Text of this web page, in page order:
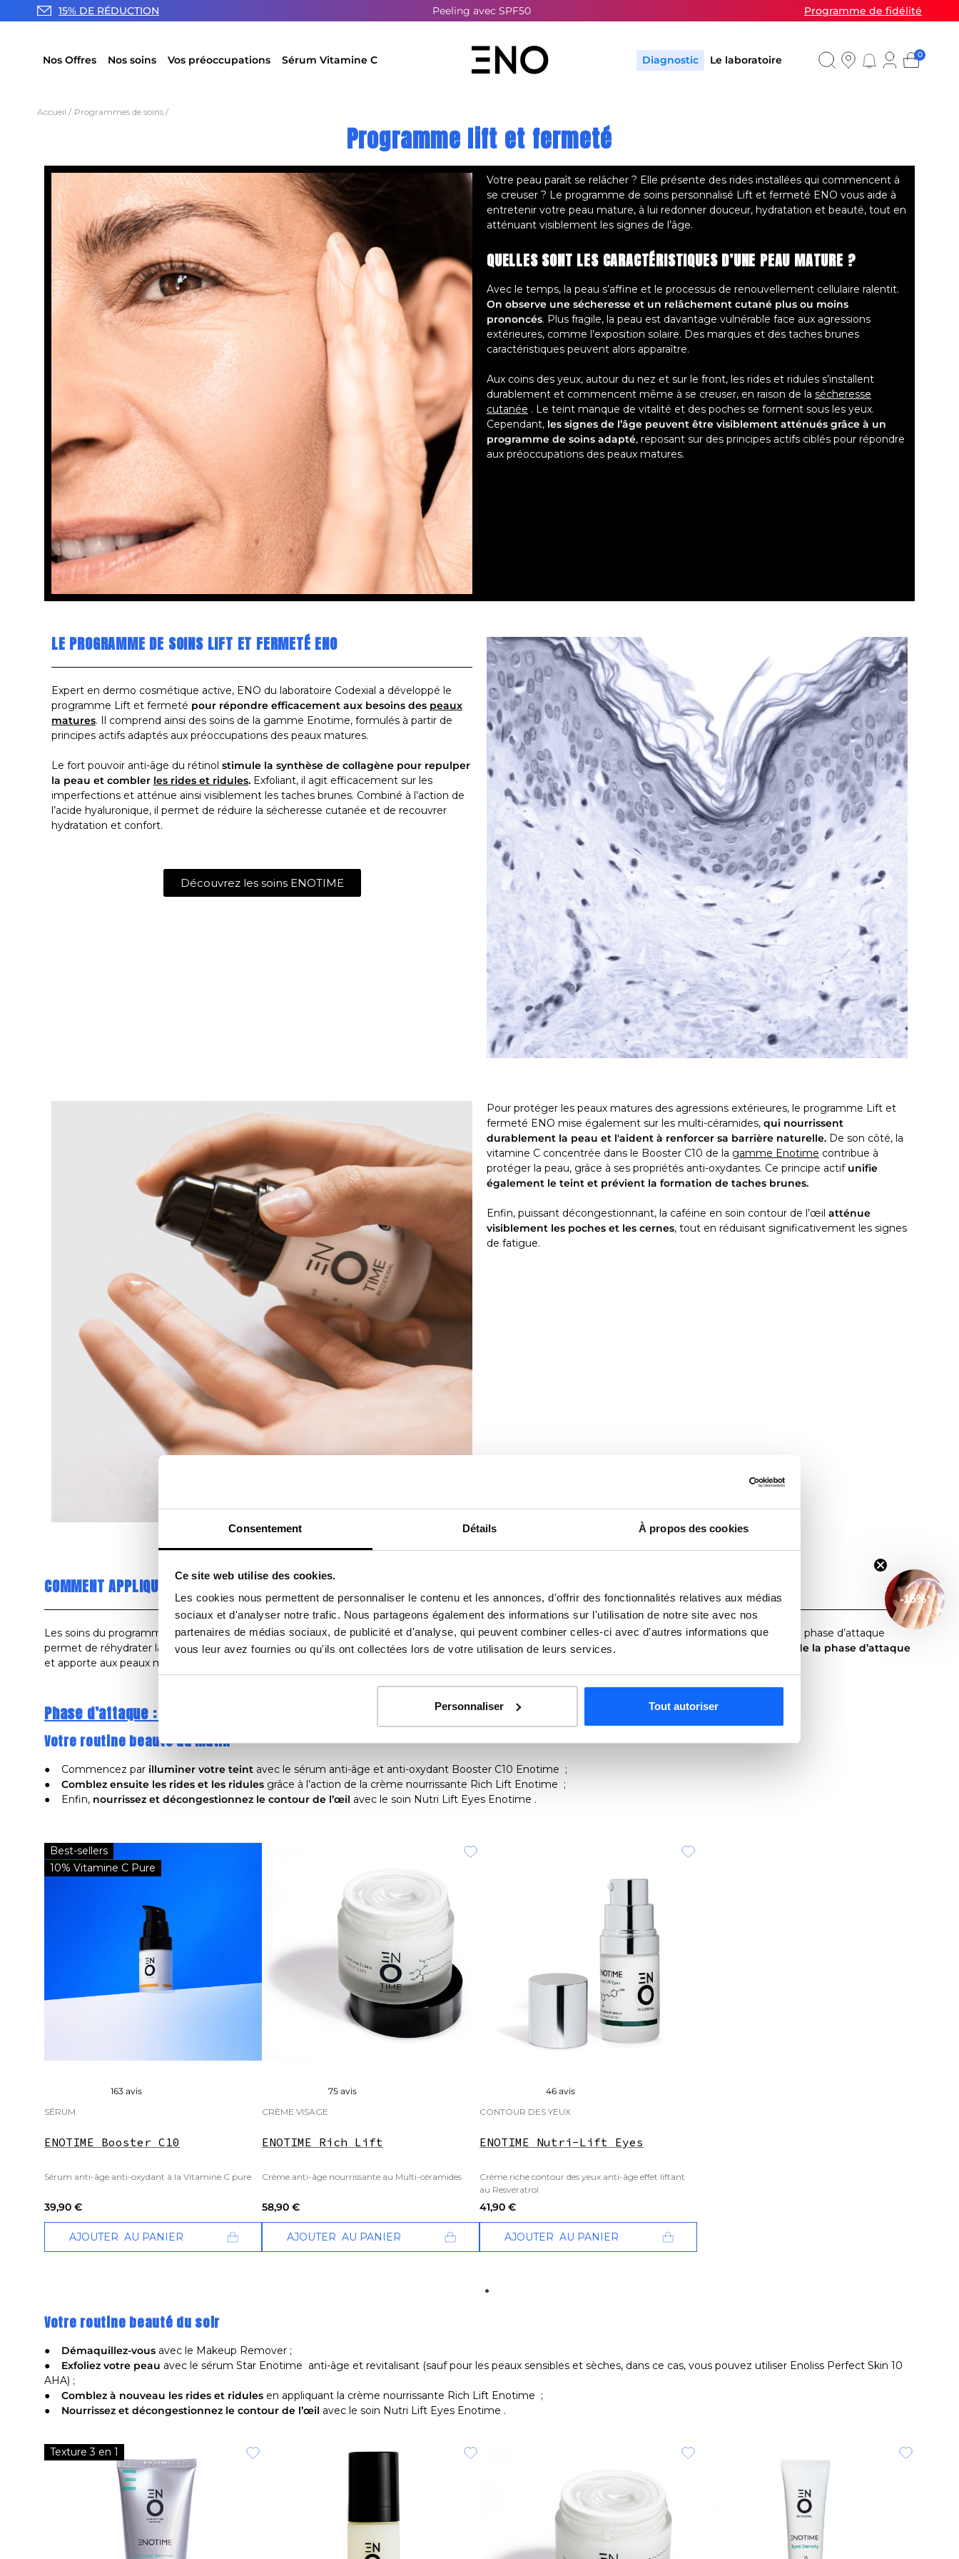
Consentement Détails À propos des cookies
Ce site web utilise des cookies.
Les cookies nous permettent de personnaliser le contenu et les annonces, d'offrir des fonctionnalités relatives aux médias
sociaux et d'analyser notre trafic. Nous partageons également des informations sur l'utilisation de notre site avec nos
partenaires de médias sociaux, de publicité et d'analyse, qui peuvent combiner celles-ci avec d'autres informations que
vous leur avez fournies ou qu'ils ont collectées lors de votre utilisation de leurs services.
Personnaliser Tout autoriser
15% DE RÉDUCTION Livraison OFFERTE dès 30€ Programme de fidélité
Nos Offres Nos soins Vos préoccupations Sérum Vitamine C Diagnostic Le laboratoire 0
Accueil Programmes de soins
Programme lift et fermeté
Votre peau paraît se relâcher ? Elle présente des rides installées qui commencent à
se creuser ? Le programme de soins personnalisé Lift et fermeté ENO vous aide à
entretenir votre peau mature, à lui redonner douceur, hydratation et beauté, tout en
atténuant visiblement les signes de l’âge.
QUELLES SONT LES CARACTÉRISTIQUES D’UNE PEAU MATURE ?
Avec le temps, la peau s’affine et le processus de renouvellement cellulaire ralentit.
On observe une sécheresse et un relâchement cutané plus ou moins
prononcés. Plus fragile, la peau est davantage vulnérable face aux agressions
extérieures, comme l’exposition solaire. Des marques et des taches brunes
caractéristiques peuvent alors apparaître.
Aux coins des yeux, autour du nez et sur le front, les rides et ridules s’installent
durablement et commencent même à se creuser, en raison de la sécheresse
cutanée . Le teint manque de vitalité et des poches se forment sous les yeux.
Cependant, les signes de l’âge peuvent être visiblement atténués grâce à un
programme de soins adapté, reposant sur des principes actifs ciblés pour répondre
aux préoccupations des peaux matures.
LE PROGRAMME DE SOINS LIFT ET FERMETÉ ENO
Expert en dermo cosmétique active, ENO du laboratoire Codexial a développé le
programme Lift et fermeté pour répondre efficacement aux besoins des peaux
matures. Il comprend ainsi des soins de la gamme Enotime, formulés à partir de
principes actifs adaptés aux préoccupations des peaux matures.
Le fort pouvoir anti-âge du rétinol stimule la synthèse de collagène pour repulper
la peau et combler les rides et ridules. Exfoliant, il agit efficacement sur les
imperfections et atténue ainsi visiblement les taches brunes. Combiné à l’action de
l’acide hyaluronique, il permet de réduire la sécheresse cutanée et de recouvrer
hydratation et confort.
Découvrez les soins ENOTIME
Pour protéger les peaux matures des agressions extérieures, le programme Lift et
fermeté ENO mise également sur les multi-céramides, qui nourrissent
durablement la peau et l'aident à renforcer sa barrière naturelle. De son côté, la
vitamine C concentrée dans le Booster C10 de la gamme Enotime contribue à
protéger la peau, grâce à ses propriétés anti-oxydantes. Ce principe actifunifie
également le teint et prévient la formation de taches brunes.
Enfin, puissant décongestionnant, la caféine en soin contour de l’œil atténue
visiblement les poches et les cernes, tout en réduisant significativement les signes
de fatigue.
COMMENT APPLIQUER LES SOINS DU PROGRAMME LIFT ET FERMETÉ ?
Les soins du programme Lift et fermeté s’appliquent matin et soir, selon une saisonnalité précisepour davantage d’efficacité. Pendant deux mois, la phase d’attaque
permet de réhydrater la peau, de la raffermir, de la lisser et diminue ainsi visiblement les signes de l’âge. La phase d’entretien
renforce ensuite l’action de la phase d’attaque
et apporte aux peaux matures tous les actifs nécessaires à leur beauté au quotidien.
Phase d’attaque : votre routine de soins pendant deux mois
Votre routine beauté du matin
● Commencez par illuminer votre teint avec le sérum anti-âge et anti-oxydant Booster C10 Enotime ;
● Comblez ensuite les rides et les ridules grâce à l’action de la crème nourrissante Rich Lift Enotime ;
● Enfin, nourrissez et décongestionnez le contour de l’œil avec le soin Nutri Lift Eyes Enotime .
Best-sellers
10% Vitamine C Pure
163 avis
SÉRUM
ENOTIME Booster C10
Sérum anti-âge anti-oxydant à la Vitamine C pure
39,90 €
AJOUTER AU PANIER
75 avis
CRÈME VISAGE
ENOTIME Rich Lift
Crème anti-âge nourrissante au Multi-céramides
58,90 €
AJOUTER AU PANIER
46 avis
CONTOUR DES YEUX
ENOTIME Nutri-Lift Eyes
Crème riche contour des yeux anti-âge effet liftant
au Resvératrol
41,90 €
AJOUTER AU PANIER
Votre routine beauté du soir
● Démaquillez-vous avec le Makeup Remover ;
● Exfoliez votre peau avec le sérum Star Enotime anti-âge et revitalisant (sauf pour les peaux sensibles et sèches, dans ce cas, vous pouvez utiliser Enoliss Perfect Skin 10
AHA) ;
● Comblez à nouveau les rides et ridules en appliquant la crème nourrissante Rich Lift Enotime ;
● Nourrissez et décongestionnez le contour de l’œil avec le soin Nutri Lift Eyes Enotime .
Texture 3 en 1
-15%*